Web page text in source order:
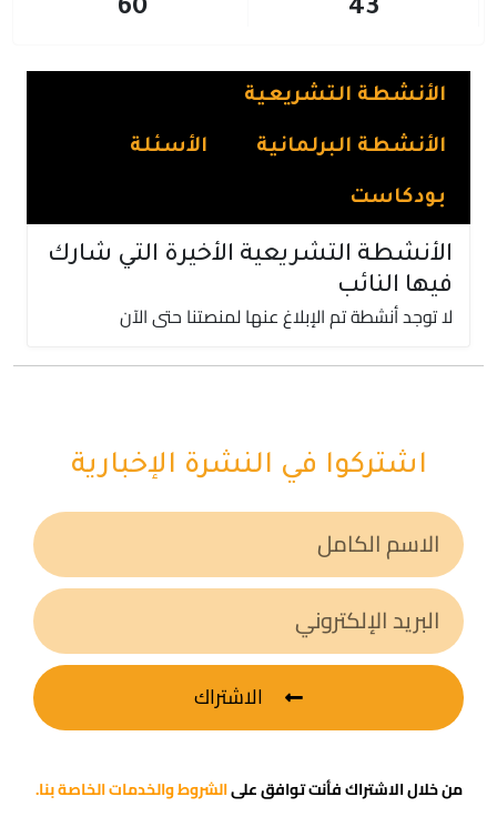
43
60
الأنشطة التشريعية
الأنشطة البرلمانية الأسئلة
بودكاست
الأنشطة التشريعية الأخيرة التي شارك
فيها النائب
لا توجد أنشطة تم الإبلاغ عنها لمنصتنا حتى الآن
اشتركوا في النشرة الإخبارية
الاشتراك
من خلال الاشتراك فأنت توافق علىالشروط والخدمات الخاصة بنا.